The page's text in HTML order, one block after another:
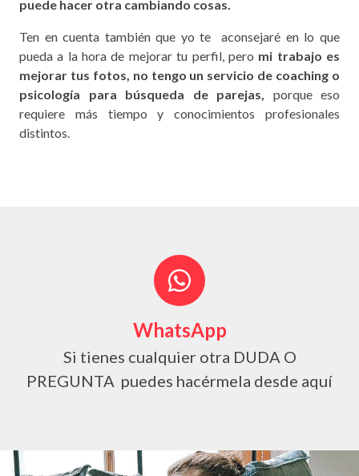
puede hacer otra cambiando cosas.
Ten en cuenta también que yo te aconsejaré en lo que
pueda a la hora de mejorar tu perfil, pero mi trabajo es
mejorar tus fotos, no tengo un servicio de coaching o
psicología para búsqueda de parejas, porque eso
requiere más tiempo y conocimientos profesionales
distintos.
WhatsApp
Si tienes cualquier otra DUDA O
PREGUNTA puedes hacérmela desde aquí